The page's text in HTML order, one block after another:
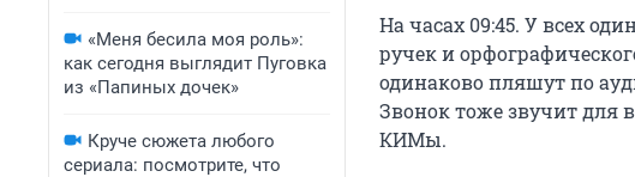
«Меня бесила моя роль»:
как сегодня выглядит Пуговка
из «Папиных дочек»
Круче сюжета любого
сериала: посмотрите, что
На часах 09:45. У всех
ручек и
одинаково пляшут по
Звонок тоже звучит для
КИМы.